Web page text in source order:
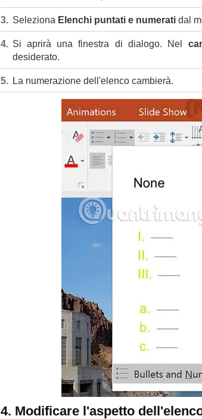
Seleziona Elenchi puntati e numeratidal
Si aprirà una finestra di dialogo. Nel
desiderato.
La numerazione dell'elenco cambierà.
4. Modificare l'aspetto